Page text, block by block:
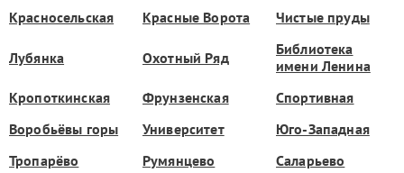
Красносельская
Красные Ворота Чистые пруды
Лубянка Охотный Ряд
Библиотека
имени Ленина
Кропоткинская
Фрунзенская
Спортивная
Воробьёвы горы
Университет
Юго-Западная
Тропарёво
Румянцево
Саларьево